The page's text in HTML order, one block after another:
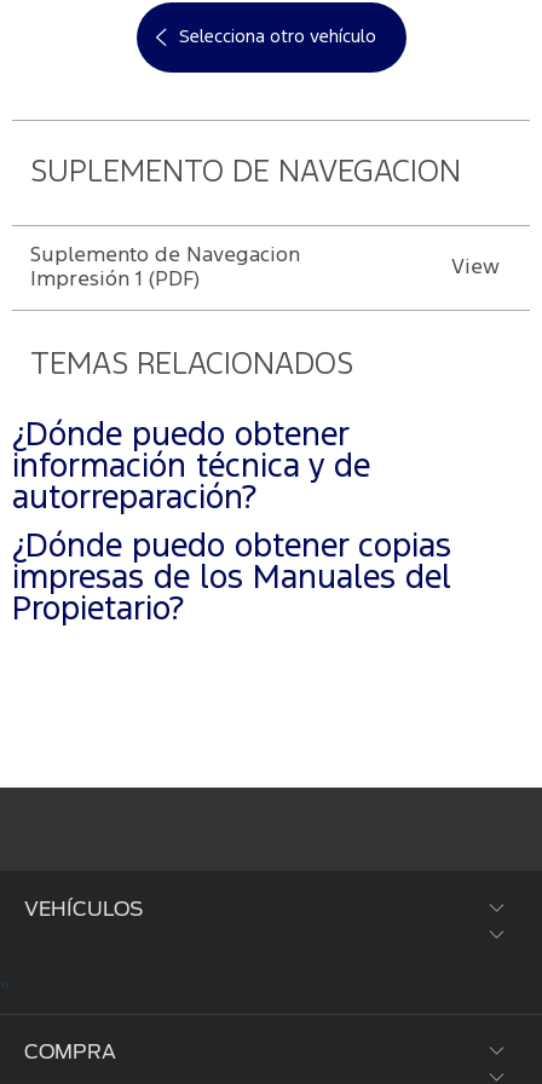
Selecciona otro vehículo
SUPLEMENTO DE NAVEGACION
Suplemento de Navegacion
Impresión 1 (PDF)
View
TEMAS RELACIONADOS
¿Dónde puedo obtener
información técnica y de
autorreparación?
¿Dónde puedo obtener copias
impresas de los Manuales del
Propietario?
VEHÍCULOS
"
COMPRA